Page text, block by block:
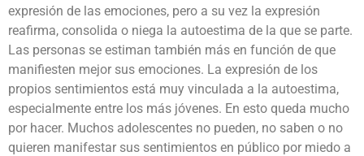
expresión de las emociones, pero a su vez la expresión
reafirma, consolida o niega la autoestima de la que se parte.
Las personas se estiman también más en función de que
manifiesten mejor sus emociones. La expresión de los
propios sentimientos está muy vinculada a la autoestima,
especialmente entre los más jóvenes. En esto queda mucho
por hacer. Muchos adolescentes no pueden, no saben o no
quieren manifestar sus sentimientos en público por miedo a